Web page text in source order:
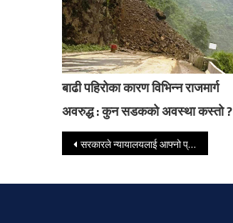
बाढी पहिरोका कारण विभिन्न राजमार्ग
अवरुद्ध : कुन सडकको अवस्था कस्तो ?
Post navigation
सरकारले न्यायालयलाई आफ्नो प्रभावमा राख्न खोजेको स्पष्ट सन्देश दिएको छ : महासचिव पोखरेल